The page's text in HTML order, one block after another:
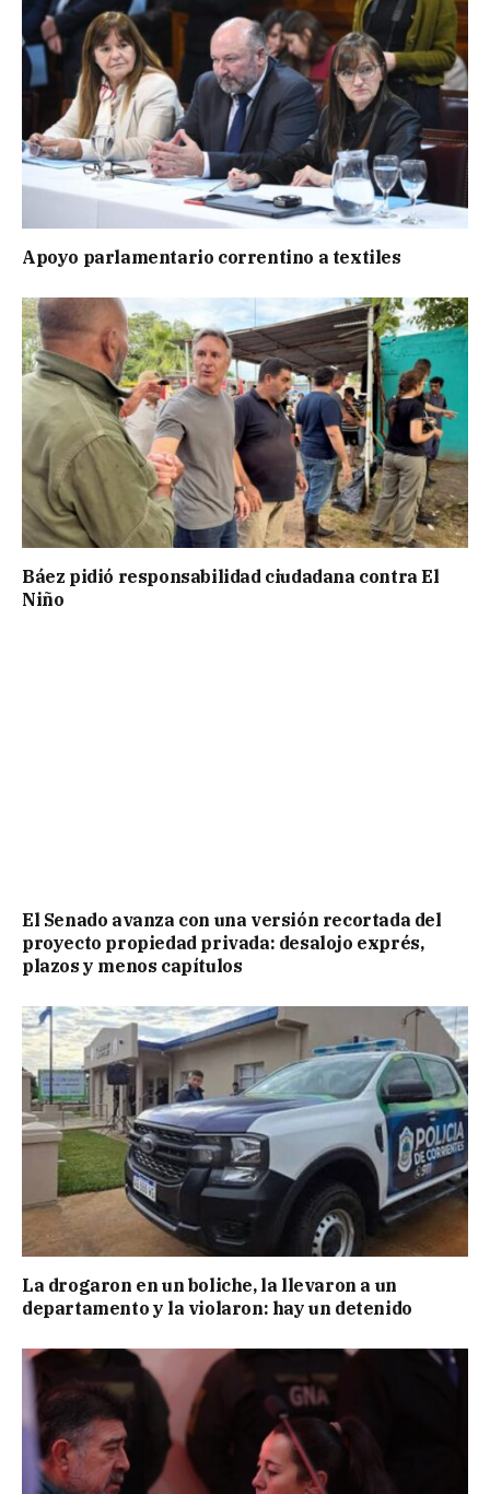
Apoyo parlamentario correntino a textiles
Báez pidió responsabilidad ciudadana contra El
Niño
El Senado avanza con una versión recortada del
proyecto propiedad privada: desalojo exprés,
plazos y menos capítulos
La drogaron en un boliche, la llevaron a un
departamento y la violaron: hay un detenido